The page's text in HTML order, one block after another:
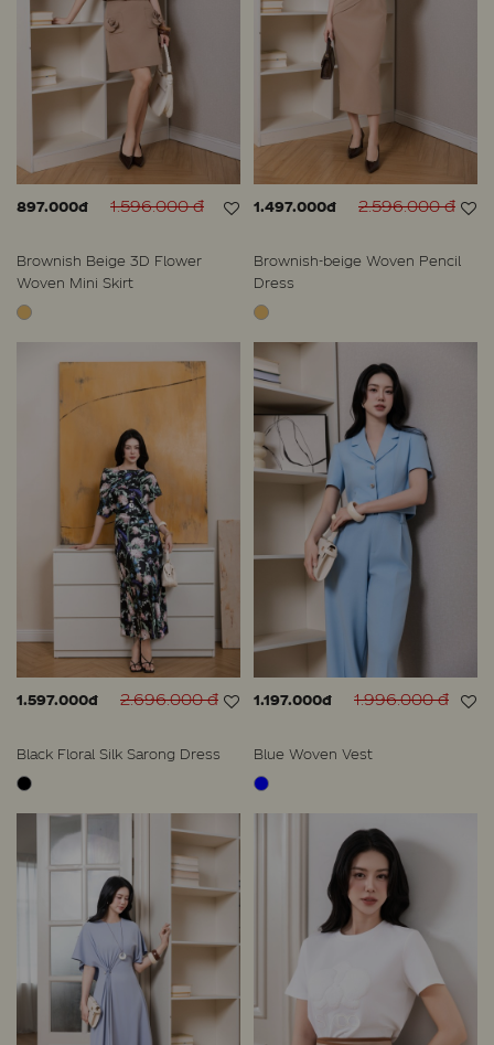
897.000đ 1.596.000 đ
Brownish Beige 3D Flower
Woven Mini Skirt
1.497.000đ 2.596.000 đ
Brownish-beige Woven Pencil
Dress
1.597.000đ 2.696.000 đ
Black Floral Silk Sarong Dress
1.197.000đ 1.996.000 đ
Blue Woven Vest